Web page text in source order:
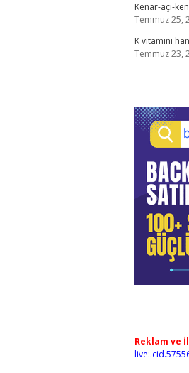
Kenar-açı-
Temmuz 25,
K vitamini
Temmuz 23,
Reklam ve